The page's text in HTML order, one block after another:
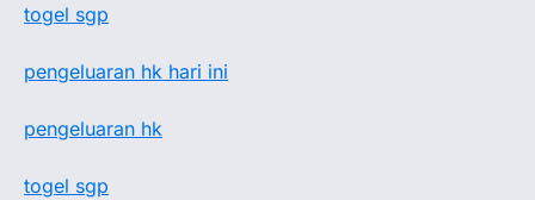
togel sgp
pengeluaran hk hari ini
pengeluaran hk
togel sgp